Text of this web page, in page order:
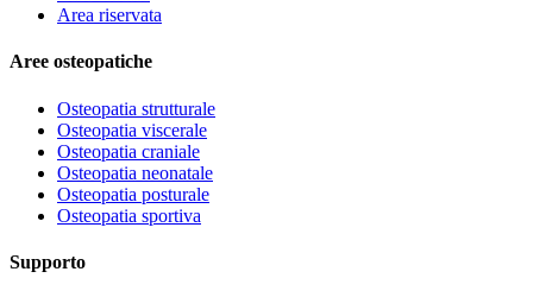
Area riservata
Aree osteopatiche
Osteopatia strutturale
Osteopatia viscerale
Osteopatia craniale
Osteopatia neonatale
Osteopatia posturale
Osteopatia sportiva
Supporto